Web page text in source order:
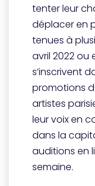
tenter leur
déplacer en
tenues à
avril 2022 ou
s’inscrivent
promotions
artistes
leur voix en
dans la
auditions en
semaine.